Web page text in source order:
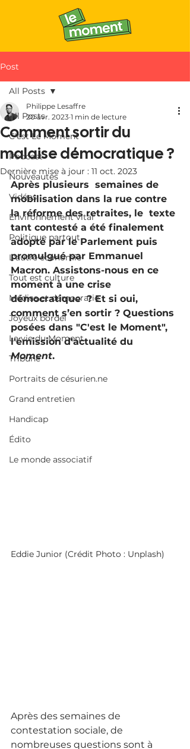
Post
All Posts
C'est Le Moment
Podcast
Nouveautés
Vidéos
Environnement vital
Politique partout
L'autre économie
Tout est culture
Médias et démocratie
Joyeux bordel
La vie du Moment
Tribune
Portraits de césurien.ne
Grand entretien
Handicap
Édito
Le monde associatif
All Posts
Comment sortir du
malaise démocratique ?
Philippe Lesaffre
20 avr. 2023 1 min de lecture
Dernière mise à jour : 11 oct. 2023
Après plusieurs  semaines de
mobilisation dans la rue contre
la réforme des retraites, le  texte
tant contesté a été finalement
adopté par le Parlement puis
promulgué par Emmanuel
Macron. Assistons-nous en ce
moment à une crise
démocratique  ? Et si oui,
comment s’en sortir ? Questions
posées dans "C'est le Moment",
l'émission d'actualité du
Moment.
Eddie Junior (Crédit Photo : Unplash)
Après des semaines de
contestation sociale, de
nombreuses questions sont à